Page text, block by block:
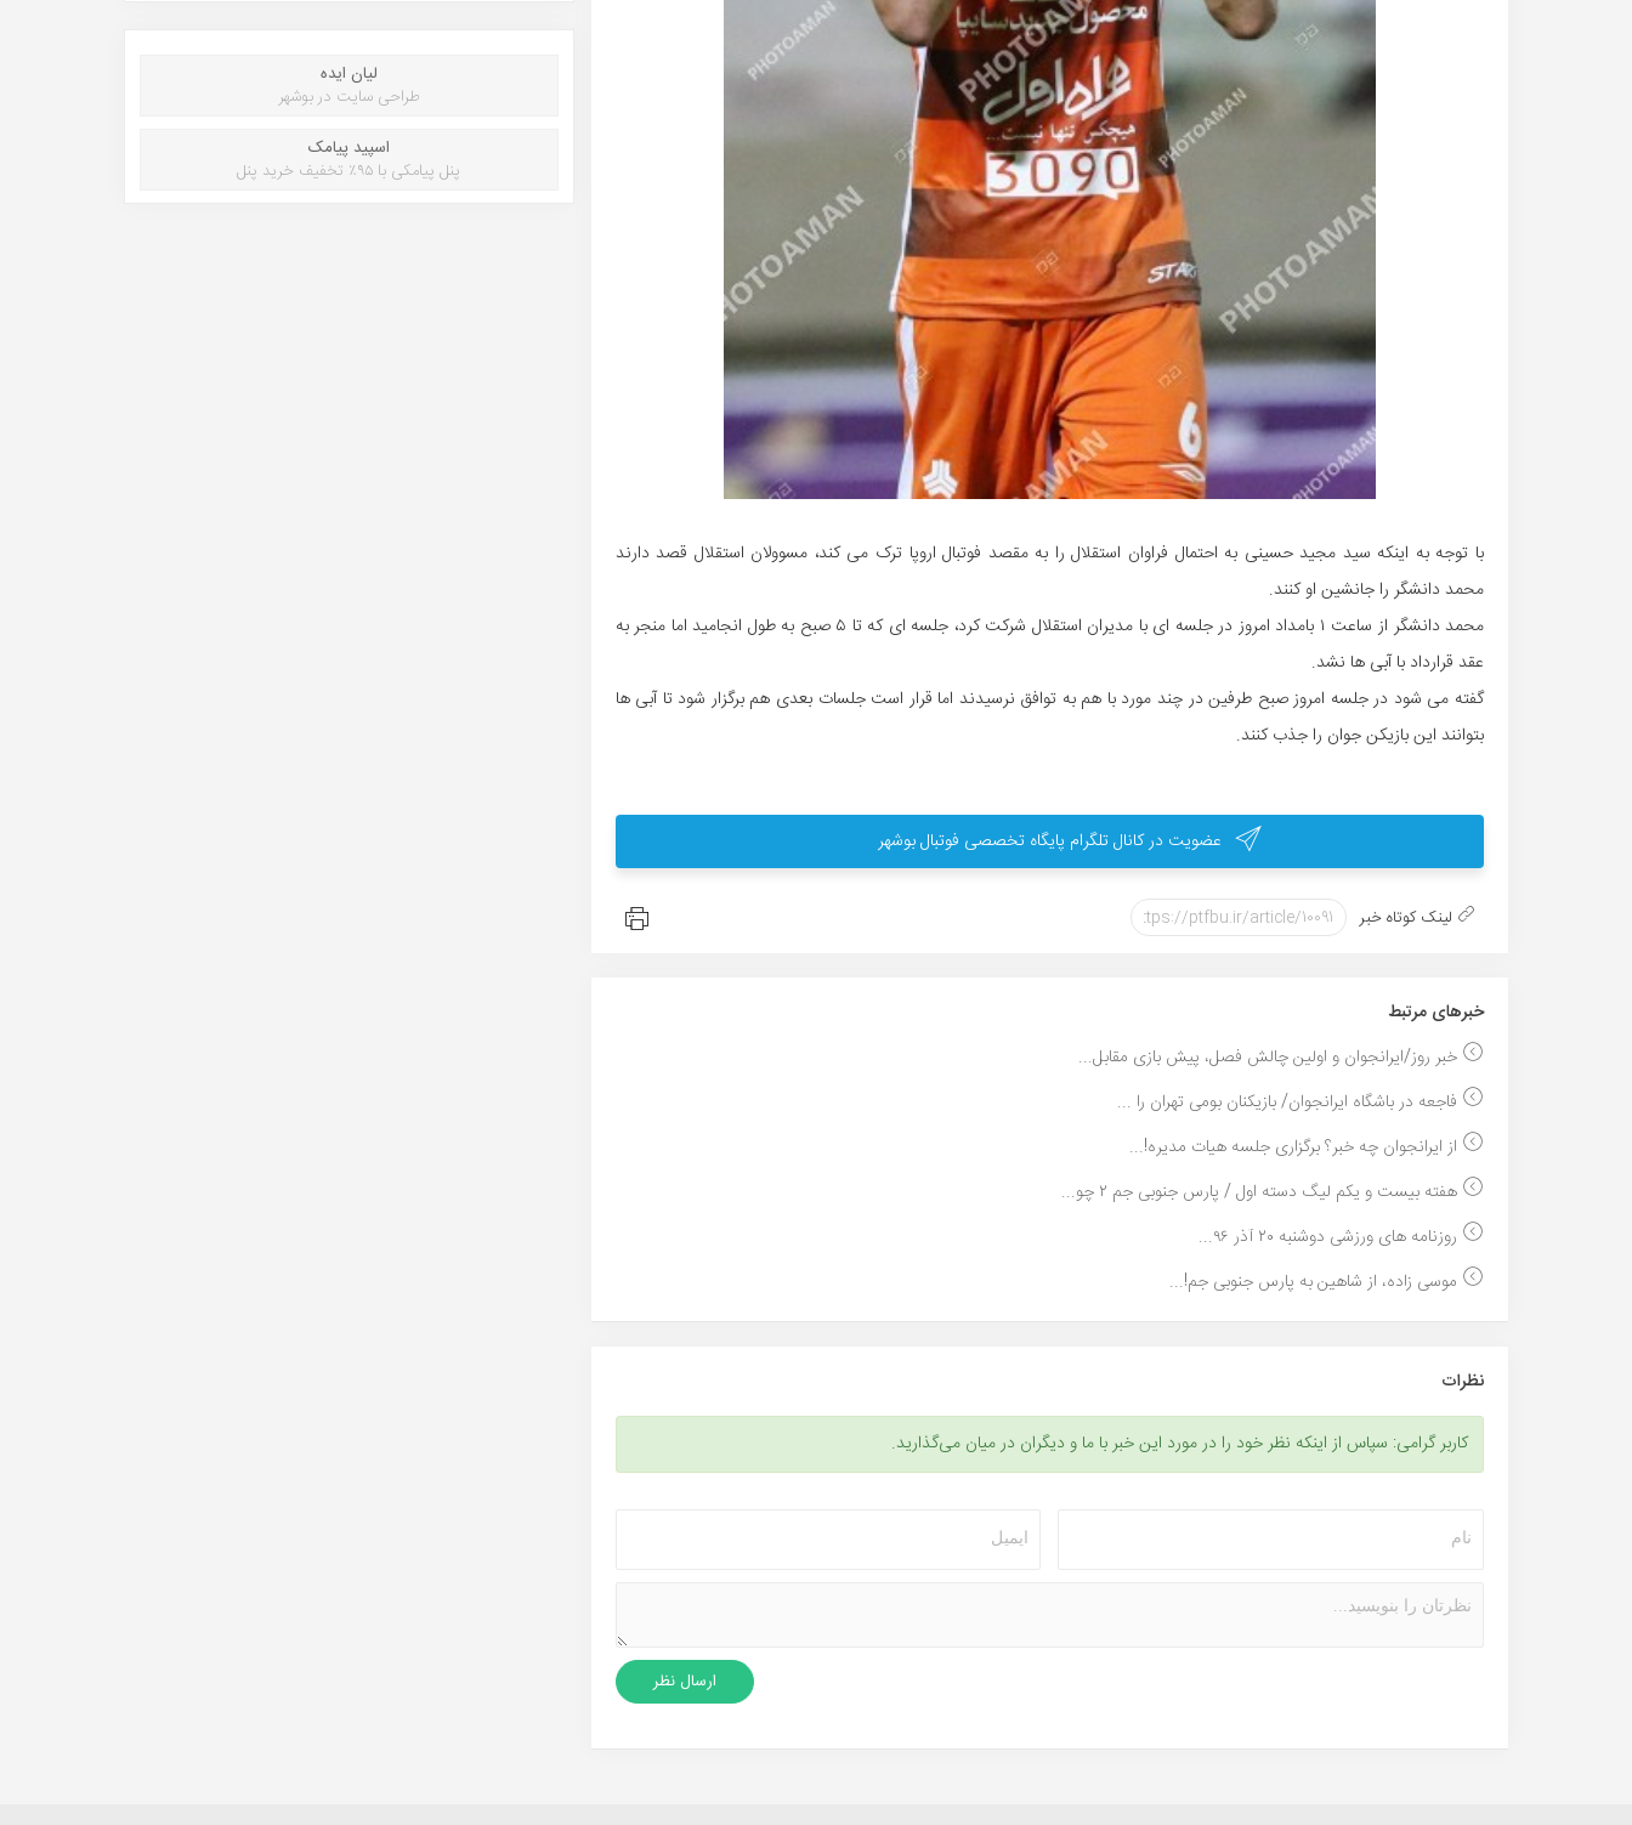
با توجه به اینکه سید مجید حسینی به احتمال فراوان استقلال را به مقصد فوتبال اروپا ترک می کند، مسوولان استقلال قصد دارند
محمد دانشگر را جانشین او کنند.
محمد دانشگر از ساعت ۱ بامداد امروز در جلسه ای با مدیران استقلال شرکت کرد، جلسه ای که تا ۵ صبح به طول انجامید اما منجر به
عقد قرارداد با آبی ها نشد.
گفته می شود در جلسه امروز صبح طرفین در چند مورد با هم به توافق نرسیدند اما قرار است جلسات بعدی هم برگزار شود تا آبی ها
بتوانند این بازیکن جوان را جذب کنند.
عضویت در کانال تلگرام پایگاه تخصصی فوتبال بوشهر
لینک کوتاه خبر
خبر‌های مرتبط
خبر روز/ایرانجوان و اولین چالش فصل، پیش بازی مقابل...
فاجعه در باشگاه ایرانجوان/ بازیکنان بومی تهران را ...
از ایرانجوان چه خبر؟ برگزاری جلسه هیات مدیره!...
هفته بیست و یکم لیگ دسته اول / پارس جنوبی جم ۲ چو...
روزنامه های ورزشی دوشنبه ۲۰ آذر ۹۶...
موسی زاده، از شاهین به پارس جنوبی جم!...
نظرات
کاربر گرامی: سپاس از اینکه نظر خود را در مورد این خبر با ما و دیگران در میان می‌گذارید.
لیان ایده
طراحی سایت در بوشهر
اسپید پیامک
پنل پیامکی با ۹۵٪ تخفیف خرید پنل